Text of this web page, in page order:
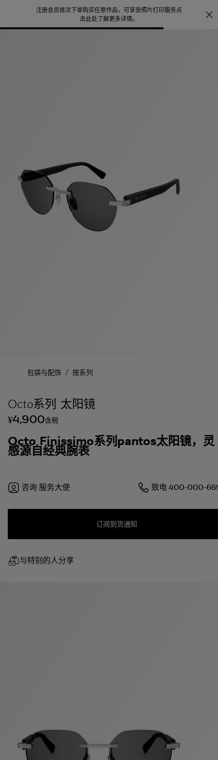
注册会员首次下单购买任意作品，可享受照片打印服务点
击此处了解更多详情。
包袋与配饰 / 按系列
Octo系列 太阳镜
¥4,900含税
Octo Finissimo系列pantos太阳镜，灵
感源自经典腕表
咨询 服务大使 致电400-000-
订阅到货通知
与特别的人分享